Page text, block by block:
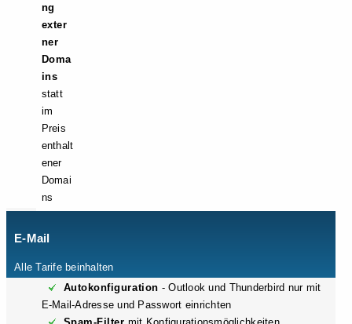
ng
exter
ner
Doma
ins
statt
im
Preis
enthalt
ener
Domai
ns
E-Mail
Alle Tarife beinhalten
Autokonfiguration - Outlook und Thunderbird nur mit
E-Mail-Adresse und Passwort einrichten